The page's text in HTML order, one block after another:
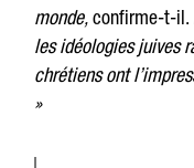
monde,confirme-t-il.
les idéologies juives
chrétiens ont
»